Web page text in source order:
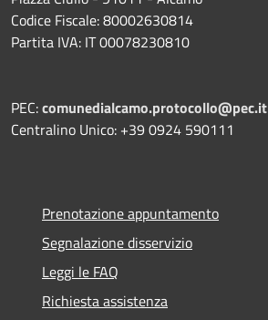
Codice Fiscale: 80002630814
Partita IVA: IT 00078230810
PEC:comunedialcamo.protocollo@pec.it
Centralino Unico: +39 0924 590111
Prenotazione appuntamento
Segnalazione disservizio
Leggi le FAQ
Richiesta assistenza